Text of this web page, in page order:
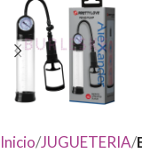
Inicio JUGUETERIA